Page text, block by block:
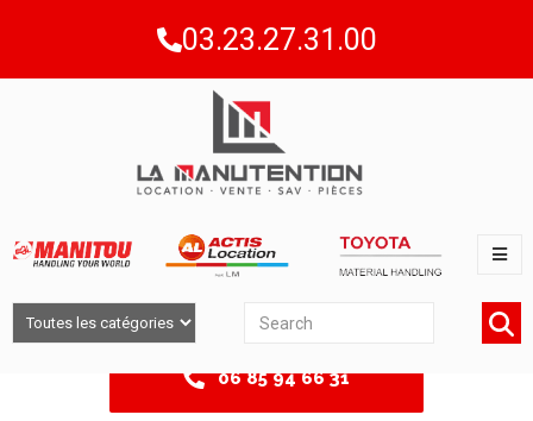
03.23.27.31.00
06 85 94 66 31